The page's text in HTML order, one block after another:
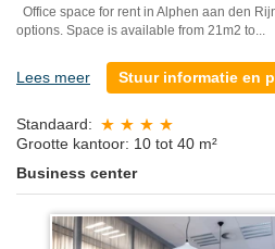
Office space for rent in Alphen aan den
options. Space is available from 21m2 to...
Lees meer Stuur informatie en
Standaard:
Grootte kantoor: 10 tot 40 m²
Business center